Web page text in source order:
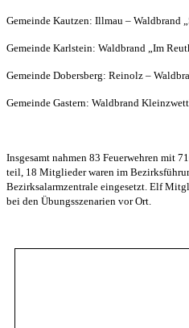
Gemeinde Kautzen: Illmau – Waldbrand
Gemeinde Karlstein: Waldbrand „Im
Gemeinde Dobersberg: Reinolz –
Gemeinde Gastern: Waldbrand
Insgesamt nahmen 83 Feuerwehren mit
teil, 18 Mitglieder waren im
Bezirksalarmzentrale eingesetzt. Elf
bei den Übungsszenarien vor Ort.